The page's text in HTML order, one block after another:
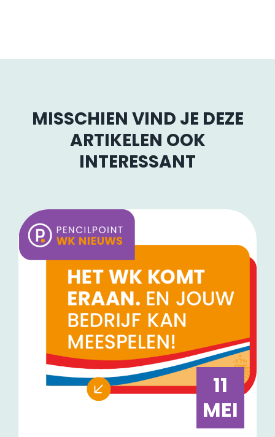
MISSCHIEN VIND JE DEZE
ARTIKELEN OOK
INTERESSANT
11
MEI